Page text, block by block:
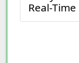
Real-Time